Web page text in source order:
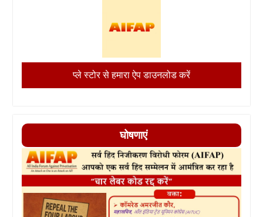
प्ले स्टोर से हमारा ऐप डाउनलोड करें
घोषणाएं